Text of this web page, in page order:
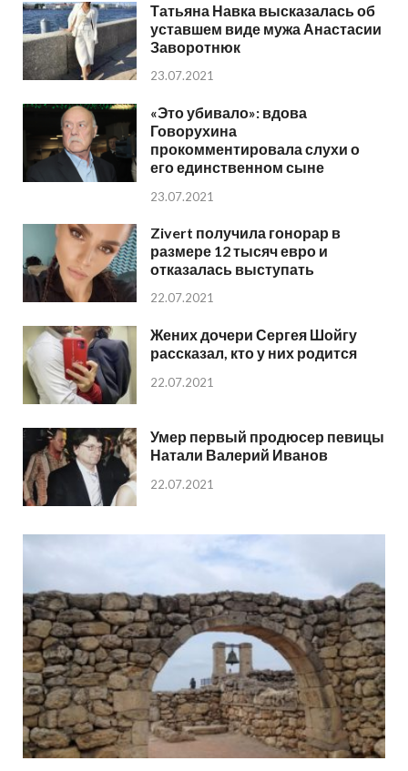
Татьяна Навка высказалась об
уставшем виде мужа Анастасии
Заворотнюк
23.07.2021
«Это убивало»: вдова
Говорухина
прокомментировала слухи о
его единственном сыне
23.07.2021
Zivert получила гонорар в
размере 12 тысяч евро и
отказалась выступать
22.07.2021
Жених дочери Сергея Шойгу
рассказал, кто у них родится
22.07.2021
Умер первый продюсер певицы
Натали Валерий Иванов
22.07.2021